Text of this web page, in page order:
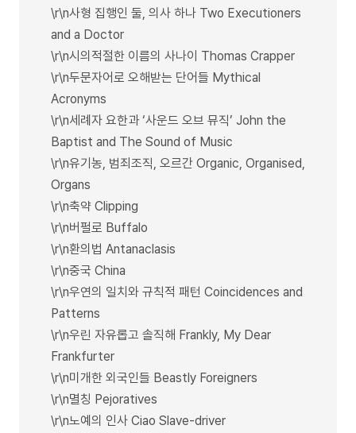
\r\n사형 집행인 둘, 의사 하나 Two Executioners
and a Doctor
\r\n시의적절한 이름의 사나이 Thomas Crapper
\r\n두문자어로 오해받는 단어들 Mythical
Acronyms
\r\n세례자 요한과 ‘사운드 오브 뮤직’ John the
Baptist and The Sound of Music
\r\n유기농, 범죄조직, 오르간 Organic, Organised,
Organs
\r\n축약 Clipping
\r\n버펄로 Buffalo
\r\n환의법 Antanaclasis
\r\n중국 China
\r\n우연의 일치와 규칙적 패턴 Coincidences and
Patterns
\r\n우린 자유롭고 솔직해 Frankly, My Dear
Frankfurter
\r\n미개한 외국인들 Beastly Foreigners
\r\n멸칭 Pejoratives
\r\n노예의 인사 Ciao Slave-driver